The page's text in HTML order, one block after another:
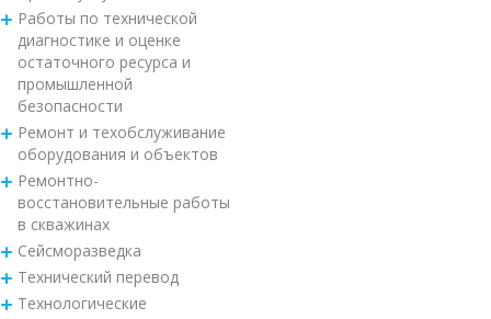
Работы по технической
диагностике и оценке
остаточного ресурса и
промышленной
безопасности
Ремонт и техобслуживание
оборудования и объектов
Ремонтно-
восстановительные работы
в скважинах
Сейсморазведка
Технический перевод
Технологические